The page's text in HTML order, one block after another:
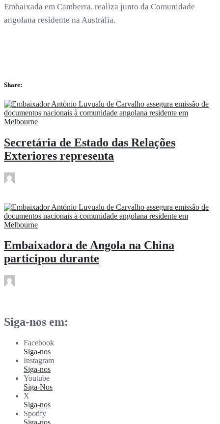
Embaixada em Camberra, realiza junto da Comunidade
angolana residente na Austrália.
Share:
Secretária de Estado das Relações
Exteriores representa
Embaixadora de Angola na China
participou durante
Siga-nos em:
Facebook
Siga-nos
Instagram
Siga-nos
Youtube
Siga-Nos
X
Siga-nos
Spotify